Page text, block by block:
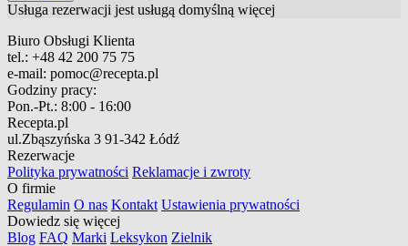
Usługa rezerwacji jest usługą domyślną więcej
Biuro Obsługi Klienta
tel.: +48 42 200 75 75
e-mail: pomoc@recepta.pl
Godziny pracy:
Pon.-Pt.: 8:00 - 16:00
Recepta.pl
ul.Zbąszyńska 3 91-342 Łódź
Rezerwacje
Polityka prywatności Reklamacje i zwroty
O firmie
Regulamin O nas Kontakt Ustawienia prywatności
Dowiedz się więcej
Blog FAQ Marki Leksykon Zielnik